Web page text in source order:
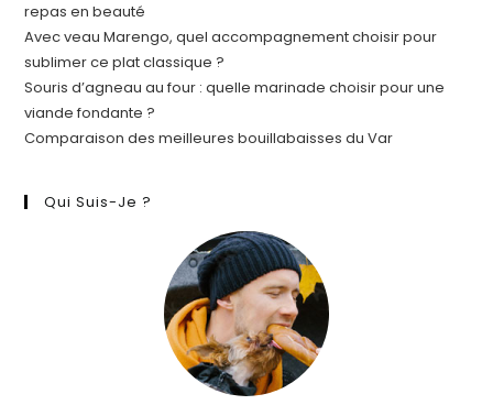
repas en beauté
Avec veau Marengo, quel accompagnement choisir pour
sublimer ce plat classique ?
Souris d’agneau au four : quelle marinade choisir pour une
viande fondante ?
Comparaison des meilleures bouillabaisses du Var
Qui Suis-Je ?